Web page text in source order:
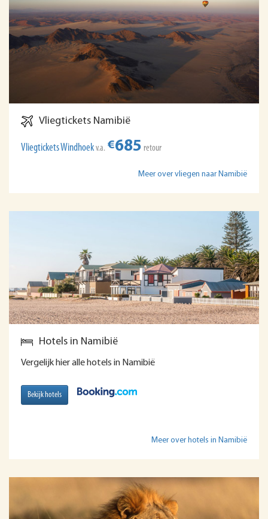
Vliegtickets Namibië
Vliegtickets Windhoek v.a. €685 retour
Meer over vliegen naar Namibië
Hotels in Namibië
Vergelijk hier alle hotels in Namibië
Bekijk hotels
Meer over hotels in Namibië